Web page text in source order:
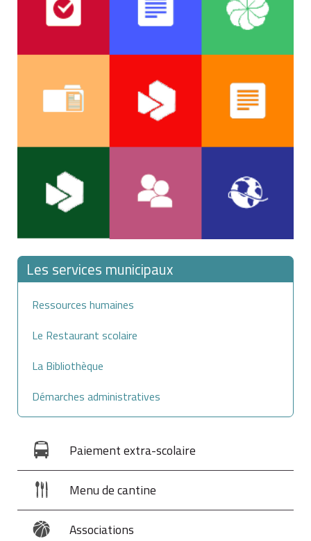
Les services municipaux
Ressources humaines
Le Restaurant scolaire
La Bibliothèque
Démarches administratives
Paiement extra-scolaire
Menu de cantine
Associations